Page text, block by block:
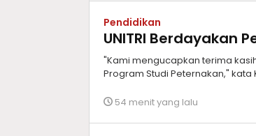
Pendidikan
UNITRI Berdayakan
"Kami mengucapkan terima
Program Studi Peternakan," kata
54 menit yang lalu